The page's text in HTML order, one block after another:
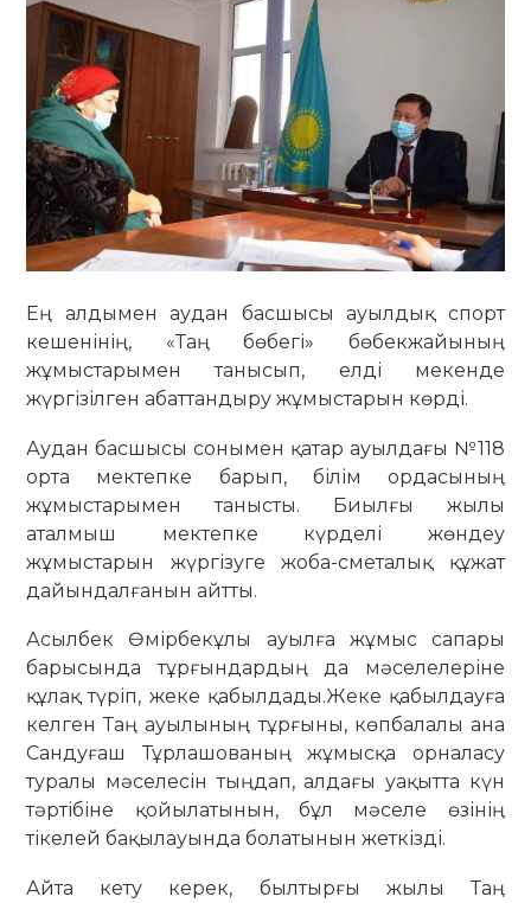
Ең алдымен аудан басшысы ауылдық спорт
кешенінің, «Таң бөбегі» бөбекжайының
жұмыстарымен танысып, елді мекенде
жүргізілген абаттандыру жұмыстарын көрді.
Аудан басшысы сонымен қатар ауылдағы №118
орта мектепке барып, білім ордасының
жұмыстарымен танысты. Биылғы жылы
аталмыш мектепке күрделі жөндеу
жұмыстарын жүргізуге жоба-сметалық құжат
дайындалғанын айтты.
Асылбек Өмірбекұлы ауылға жұмыс сапары
барысында тұрғындардың да мәселелеріне
құлақ түріп, жеке қабылдады.Жеке қабылдауға
келген Таң ауылының тұрғыны, көпбалалы ана
Сандуғаш Тұрлашованың жұмысқа орналасу
туралы мәселесін тыңдап, алдағы уақытта күн
тәртібіне қойылатынын, бұл мәселе өзінің
тікелей бақылауында болатынын жеткізді.
Айта кету керек, былтырғы жылы Таң